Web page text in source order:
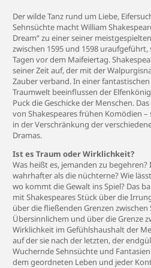
Der wilde Tanz rund um Liebe,
Sehnsüchte macht William
Dream“ zu einer seiner
zwischen 1595 und 1598
Tagen vor dem Maifeiertag.
seiner Zeit auf, der mit der
Zauber verband. In einer
Traumwelt beeinflussen der
Puck die Geschicke der Menschen.
von Shakespeares frühen Komödien
in der Verschränkung der
Dramas.
Ist es Traum oder Wirklichkeit?
Was heißt es, jemanden zu
wahrhafter als die nüchterne? Wie
wo kommt die Gewalt ins Spiel? Das
mit Shakespeares Stück über die
über die fließenden Grenzen zwischen
Übersinnlichem und über die Grenze
Wirklichkeit im Gefühlshaushalt der
auf der sie nach der letzten, der
Wuchernde Sehnsüchte und
dem geordneten Leben und jeder